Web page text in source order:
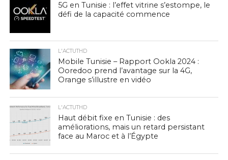
5G en Tunisie : l’effet vitrine s’estompe, le
défi de la capacité commence
L'ACTUTHD
Mobile Tunisie – Rapport Ookla 2024 :
Ooredoo prend l’avantage sur la 4G,
Orange s’illustre en vidéo
L'ACTUTHD
Haut débit fixe en Tunisie : des
améliorations, mais un retard persistant
face au Maroc et à l’Égypte